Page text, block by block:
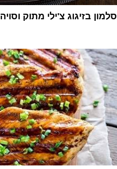
סלמון בזיגוג צ'ילי מתוק וסויה